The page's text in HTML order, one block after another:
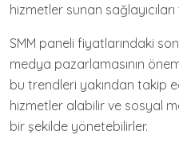
hizmetler sunan
SMM paneli fiyatlarındaki
medya pazarlamasının
bu trendleri yakından takip
hizmetler alabilir ve sosyal
bir şekilde yönetebilirler.